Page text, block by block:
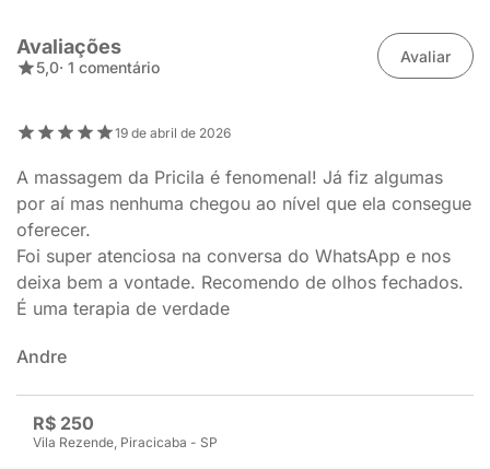
R$ 250
Vila Rezende, Piracicaba - SP
Avaliações
5,0· 1 comentário
Avaliar
19 de abril de 2026
A massagem da Pricila é fenomenal! Já fiz algumas
por aí mas nenhuma chegou ao nível que ela consegue
oferecer.
Foi super atenciosa na conversa do WhatsApp e nos
deixa bem a vontade. Recomendo de olhos fechados.
É uma terapia de verdade
Andre